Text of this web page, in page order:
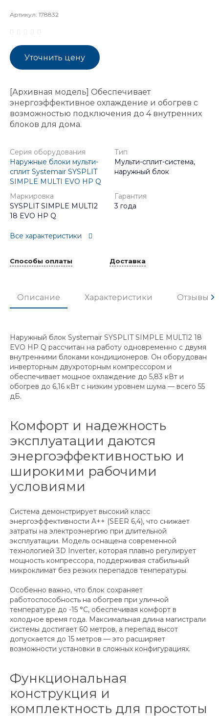
Артикул: 178832
Уточнить цену
[Архивная модель] Обеспечивает
энергоэффективное охлаждение и обогрев с
возможностью подключения до 4 внутренних
блоков для дома.
Серия оборудования
Наружные блоки мульти-
сплит Systemair SYSPLIT
SIMPLE MULTI EVO HP Q
Тип
Мульти-сплит-система,
наружный блок
Маркировка
SYSPLIT SIMPLE MULTI2
18 EVO HP Q
Гарантия
3 года
Все характеристики
Способы оплаты Доставка
Описание Характеристики Отзывы
Наружный блок Systemair SYSPLIT SIMPLE MULTI2 18
EVO HP Q рассчитан на работу одновременно с двумя
внутренними блоками кондиционеров. Он оборудован
инверторным двухроторным компрессором и
обеспечивает мощное охлаждение до 5,83 кВт и
обогрев до 6,16 кВт с низким уровнем шума — всего 55
дБ.
Комфорт и надежность
эксплуатации даются
энергоэффективностью и
широкими рабочими
условиями
Система демонстрирует высокий класс
энергоэффективности A++ (SEER 6,4), что снижает
затраты на электроэнергию при длительной
эксплуатации. Модель оснащена современной
технологией 3D Inverter, которая плавно регулирует
мощность компрессора, поддерживая стабильный
микроклимат без резких перепадов температуры.
Особенно важно, что блок сохраняет
работоспособность на обогрев при уличной
температуре до -15 °C, обеспечивая комфорт в
холодное время года. Максимальная длина магистрали
системы достигает 60 метров, а перепад высот
допускается до 15 метров — это расширяет
возможности установки в сложных конфигурациях.
Функциональная
конструкция и
комплектность для простоты